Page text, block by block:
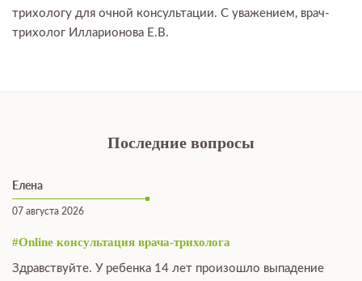
трихологу для очной консультации. С уважением, врач-
трихолог Илларионова Е.В.
Последние вопросы
Елена
07 августа 2026
#Online консультация врача-трихолога
Здравствуйте. У ребенка 14 лет произошло выпадение